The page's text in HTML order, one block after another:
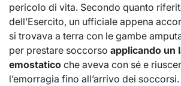
pericolo di vita. Secondo quanto
dell’Esercito, un ufficiale appena
si trovava a terra con le gambe
per prestare soccorso applicando un
emostatico che aveva con sé e
l’emorragia fino all’arrivo dei